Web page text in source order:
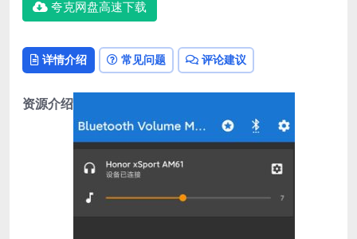
夸克网盘高速下载
详情介绍 常见问题 评论建议
资源介绍